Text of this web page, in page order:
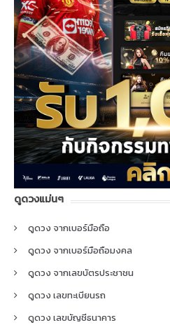
ดูดวงแม่นๆ
ดูดวง จากเบอร์มือถือ
ดูดวง จากเบอร์มือถือมงคล
ดูดวง จากเลขบัตรประชาชน
ดูดวง เลขทะเบียนรถ
ดูดวง เลขบัญชีธนาคาร